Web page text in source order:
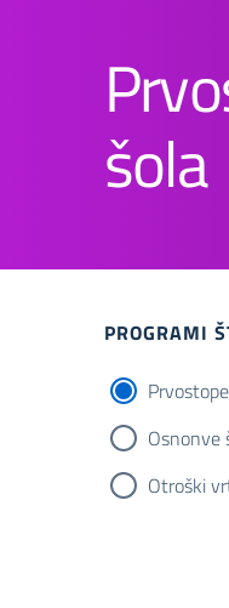
šola
PROGRAMI
Osnonve
Otroški